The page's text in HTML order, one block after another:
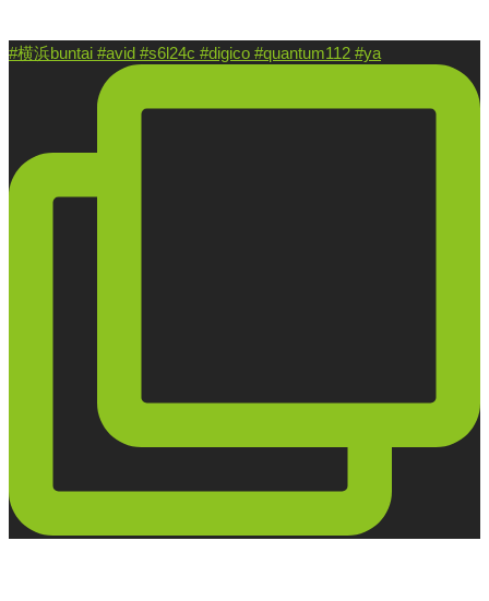
#横浜buntai #avid #s6l24c #digico #quantum112 #ya